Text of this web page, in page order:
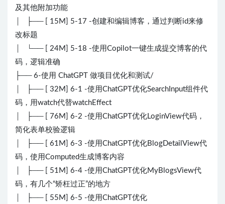
及其他附加功能
│ ├── [ 15M] 5-17 -创建和编辑博客，通过判断id来修
改标题
│ └── [ 24M] 5-18 -使用Copilot一键生成提交博客的代
码，逻辑准确
├── 6-使用 ChatGPT 做项目优化和测试/
│ ├── [ 32M] 6-1 -使用ChatGPT优化SearchInput组件代
码，用watch代替watchEffect
│ ├── [ 76M] 6-2 -使用ChatGPT优化LoginView代码，
简化表单校验逻辑
│ ├── [ 61M] 6-3 -使用ChatGPT优化BlogDetailView代
码，使用Computed生成博客内容
│ ├── [ 51M] 6-4 -使用ChatGPT优化MyBlogsView代
码，有几个“矫枉过正”的地方
│ ├── [ 55M] 6-5 -使用ChatGPT优化